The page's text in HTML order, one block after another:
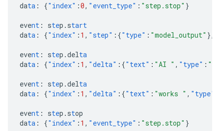
data : {"index" :0, "event_type" : "step.stop" }
event : step.start
data : {"index" : 1 , "step" :{"type" : "model_output" },
event : step.delta
data : {"index" : 1 , "delta" :{"text" : "AI " , "type" :
event : step.delta
data : {"index" : 1 , "delta" :{"text" : "works " , "type"
event : step.stop
data : {"index" : 1 , "event_type" : "step.stop" }